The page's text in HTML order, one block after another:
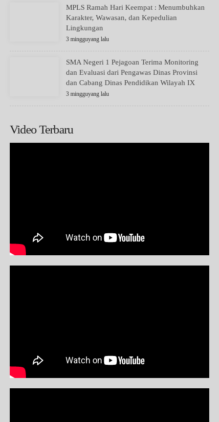
MPLS Ramah Hari Keempat : Menumbuhkan
Karakter, Wawasan, dan Kepedulian
Lingkungan
3 mingguyang lalu
SMA Negeri 1 Pejagoan Terima Monitoring
dan Evaluasi dari Pengawas Dinas Provinsi
dan Cabang Dinas Pendidikan Wilayah IX
3 mingguyang lalu
Video Terbaru